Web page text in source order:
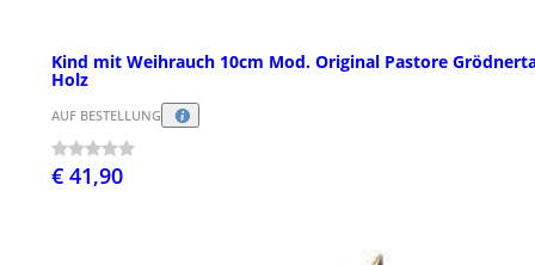
Kind mit Weihrauch 10cm Mod. Original Pastore
Holz
AUF BESTELLUNG
€ 41,90